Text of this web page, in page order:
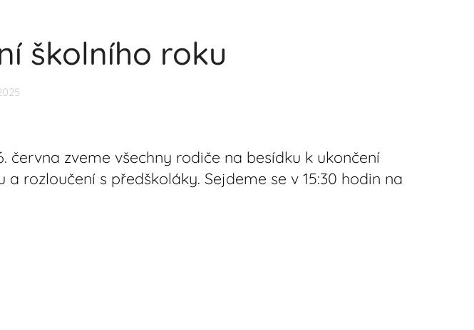
školního roku
června zveme všechny rodiče na besídku k ukončení
a rozloučení s předškoláky. Sejdeme se v 15:30 hodin na